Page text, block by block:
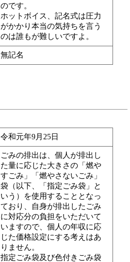
のです。
ホットボイス、記名式は圧力
がかかり本当の気持ちを言う
のは誰もが難しいですよ。
無記名
令和元年9月25日
ごみの排出は、個人が排出し
た量に応じた大きさの「燃や
すごみ」「燃やさないごみ」
袋（以下、「指定ごみ袋」と
いう）を使用することとなっ
ており、自身が排出したごみ
に対応分の負担をいただいて
いますので、個人の年収に応
じた価格設定にする考えはあ
りません。
指定ごみ袋及び色付きごみ袋